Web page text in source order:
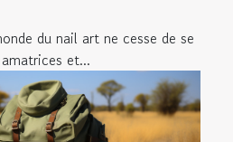
du nail art ne cesse de se
et...